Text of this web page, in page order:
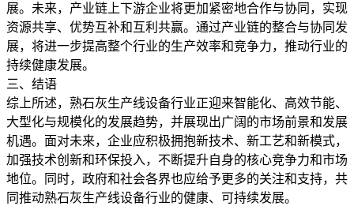
展。未来，产业链上下游企业将更加紧密地合作与协同，实现
资源共享、优势互补和互利共赢。通过产业链的整合与协同发
展，将进一步提高整个行业的生产效率和竞争力，推动行业的
持续健康发展。
三、结语
综上所述，熟石灰生产线设备行业正迎来智能化、高效节能、
大型化与规模化的发展趋势，并展现出广阔的市场前景和发展
机遇。面对未来，企业应积极拥抱新技术、新工艺和新模式，
加强技术创新和环保投入，不断提升自身的核心竞争力和市场
地位。同时，政府和社会各界也应给予更多的关注和支持，共
同推动熟石灰生产线设备行业的健康、可持续发展。